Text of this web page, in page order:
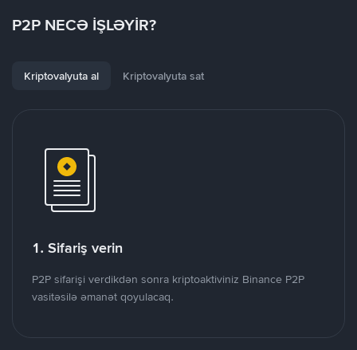
P2P NECƏ İŞLƏYİR?
Kriptovalyuta al Kriptovalyuta sat
1. Sifariş verin
P2P sifarişi verdikdən sonra kriptoaktiviniz Binance P2P
vasitəsilə əmanət qoyulacaq.